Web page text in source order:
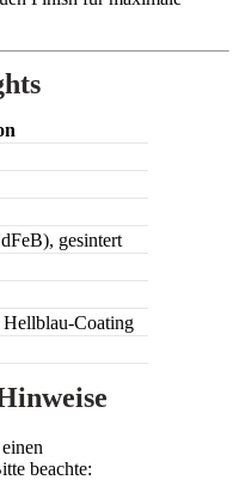
gesintert
Coating
beachte: